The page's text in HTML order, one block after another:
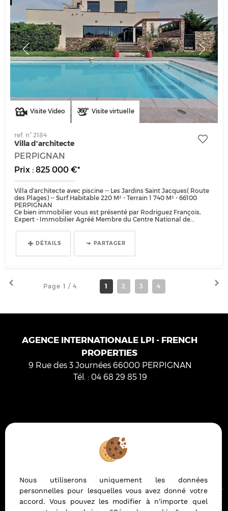
Visite Video Visite virtuelle
ref. n° 2184
Villa d'architecte
PERPIGNAN
Prix : 825 000 €*
Villa d'architecte avec piscine -- Les Jardins Saint Jacques( Route
des Plages) -- Surf.Habitable 220 M² - Terrain 1 740 M² - 66100
PERPIGNAN
Ce bien immobilier vous est présenté par Rodriguez François,
Expert - Immobilier Agréé Membre du Centre National de...
DÉTAILS PARTAGER
Page 1 / 4 1 2 3 4
AGENCE INTERNATIONALE LPI - FRENCH
PROPERTIES
9 Rue des 3 Journées 66000 PERPIGNAN
Tél. : 04 68 29 85 19
Politique de protection des données
Gérer les cookies
Notre barème d'honoraires
Nous utiliserons uniquement les données
personnelles pour lesquelles vous avez donné votre
accord. Vous pouvez les modifier à n'importe quel